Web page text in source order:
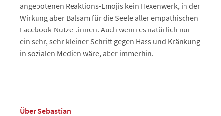
angebotenen Reaktions-Emojis kein Hexenwerk, in der
Wirkung aber Balsam für die Seele aller empathischen
Facebook-Nutzer:innen. Auch wenn es natürlich nur
ein sehr, sehr kleiner Schritt gegen Hass und Kränkung
in sozialen Medien wäre, aber immerhin.
Über Sebastian